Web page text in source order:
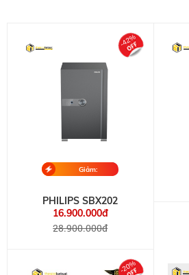
Giảm:
PHILIPS SBX202
16.900.000đ
28.900.000đ
-42%
-20%